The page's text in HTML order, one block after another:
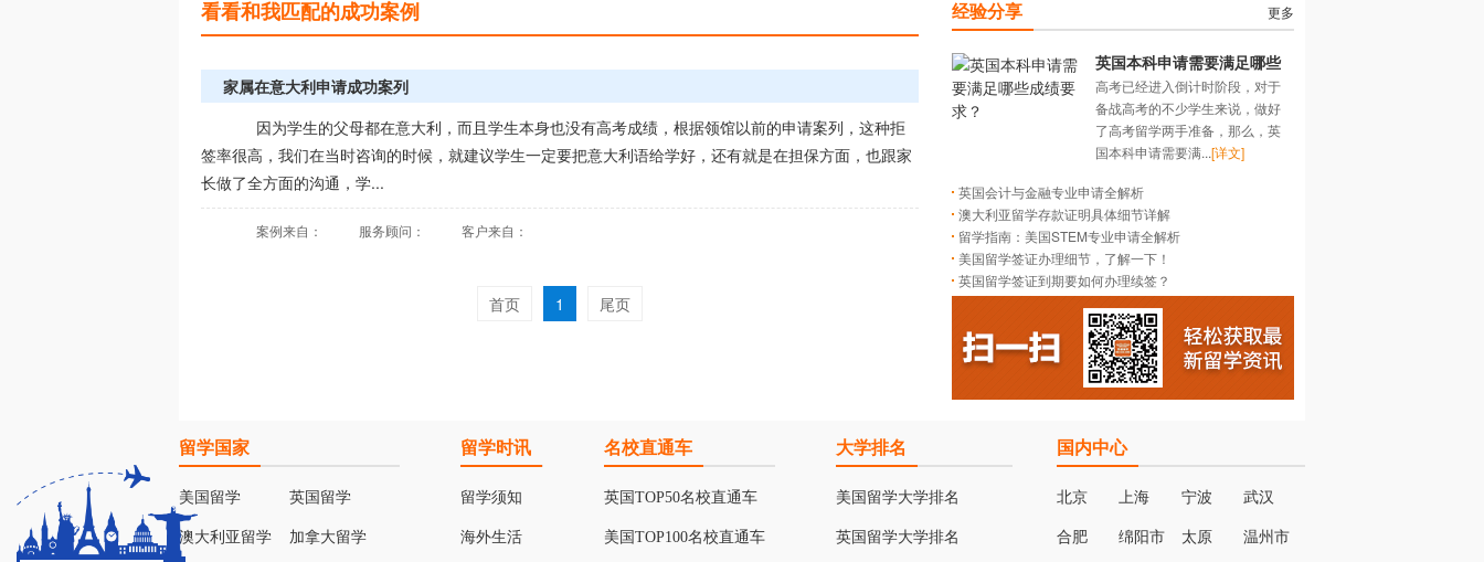
看看和我匹配的成功案例
家属在意大利申请成功案列
因为学生的父母都在意大利，而且学生本身也没有高考成绩，根据领馆以前的申请案列，这种拒
签率很高，我们在当时咨询的时候，就建议学生一定要把意大利语给学好，还有就是在担保方面，也跟家
长做了全方面的沟通，学...
案例来自： 服务顾问： 客户来自：
首页 1 尾页
经验分享 更多
英国本科申请需要满足哪些
成绩要求？
高考已经进入倒计时阶段，对于
备战高考的不少学生来说，做好
了高考留学两手准备，那么，英
国本科申请需要满...[详文]
英国会计与金融专业申请全解析
澳大利亚留学存款证明具体细节详解
留学指南：美国STEM专业申请全解析
美国留学签证办理细节，了解一下！
英国留学签证到期要如何办理续签？
留学国家
美国留学 英国留学
澳大利亚留学 加拿大留学
留学时讯
留学须知
海外生活
名校直通车
英国TOP50名校直通车
美国TOP100名校直通车
大学排名
美国留学大学排名
英国留学大学排名
国内中心
北京 上海 宁波 武汉
合肥 绵阳市 太原 温州市